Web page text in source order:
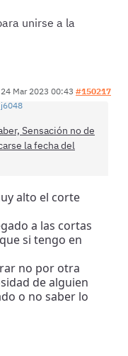
unirse a la
24 Mar 2023 00:43 #150217
j6048
Sensación no de
la fecha del
alto el corte
a las cortas
si tengo en
no por otra
de alguien
o no saber lo